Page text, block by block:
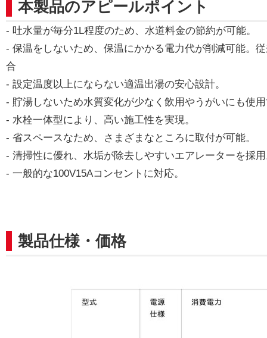
本製品のアピールポイント
- 吐水量が毎分1L程度のため、水道料金の節約が可能。
- 保温をしないため、保温にかかる電力代が削減可能
合
- 設定温度以上にならない適温出湯の安心設計。
- 貯湯しないため水質変化が少なく飲用やうがいにも使
- 水栓一体型により、高い施工性を実現。
- 省スペースなため、さまざまなところに取付が可能。
- 清掃性に優れ、水垢が除去しやすいエアレーターを採
- 一般的な100V15Aコンセントに対応。
製品仕様・価格